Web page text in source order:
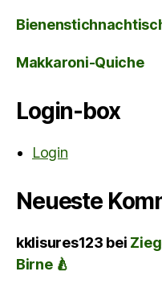
Makkaroni-Quiche
Login-box
Login
Neueste
kklisures123 bei
Birne 🍐